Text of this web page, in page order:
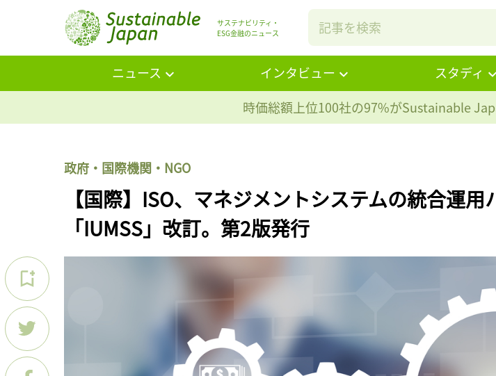
サステナビリティ・
ESG金融のニュース
ニュース インタビュー スタディ
時価総額上位100社の97%がSustainable
政府・国際機関・NGO
【国際】ISO、マネジメントシステムの統合運用
「IUMSS」改訂。第2版発行